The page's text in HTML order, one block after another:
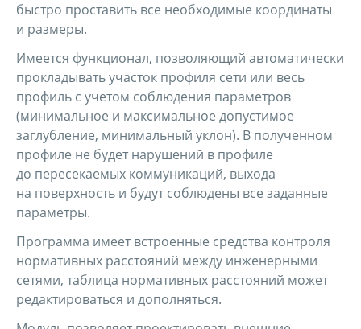
быстро проставить все необходимые координаты
и размеры.
Имеется функционал, позволяющий автоматически
прокладывать участок профиля сети или весь
профиль с учетом соблюдения параметров
(минимальное и максимальное допустимое
заглубление, минимальный уклон). В полученном
профиле не будет нарушений в профиле
до пересекаемых коммуникаций, выхода
на поверхность и будут соблюдены все заданные
параметры.
Программа имеет встроенные средства контроля
нормативных расстояний между инженерными
сетями, таблица нормативных расстояний может
редактироваться и дополняться.